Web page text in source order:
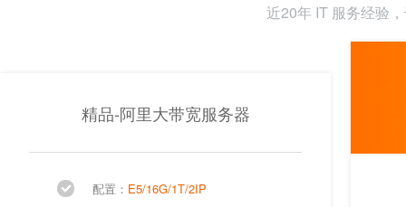
近20年 IT 服务经验
精品-阿里大带宽服务器
配置： E5/16G/1T/2IP